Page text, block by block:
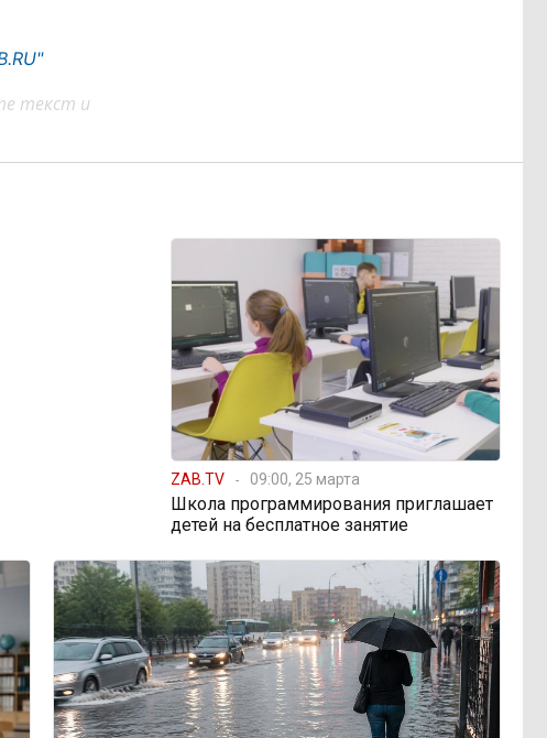
текст и
ZAB.TV 09:00, 25 марта
Школа программирования приглашает
детей на бесплатное занятие